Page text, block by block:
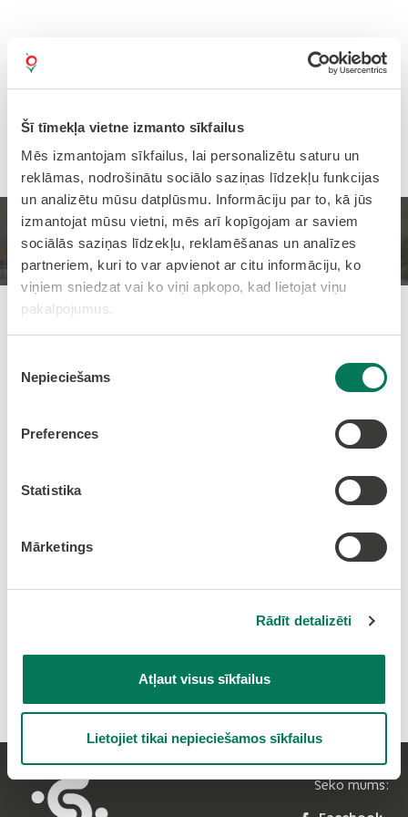
Šī tīmekļa vietne izmanto sīkfailus
Mēs izmantojam sīkfailus, lai personalizētu saturu un
reklāmas, nodrošinātu sociālo saziņas līdzekļu funkcijas
un analizētu mūsu datplūsmu. Informāciju par to, kā jūs
izmantojat mūsu vietni, mēs arī kopīgojam ar saviem
sociālās saziņas līdzekļu, reklamēšanas un analīzes
partneriem, kuri to var apvienot ar citu informāciju, ko
viņiem sniedzat vai ko viņi apkopo, kad lietojat viņu
pakalpojumus.
izvēle
Nepieciešams
Preferences
Statistika
Mārketings
Rādīt detalizēti
Atļaut visus sīkfailus
Lietojiet tikai nepieciešamos sīkfailus
Sākums Sporta pasākumu kalendārs
Streetball turnīrs 2026
Sports
Drukāt rakstu
Seko mums: